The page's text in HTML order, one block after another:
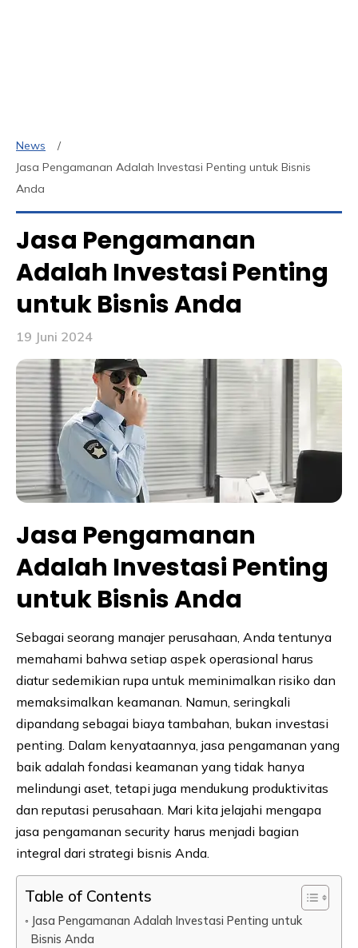
News
Jasa Pengamanan Adalah Investasi Penting untuk Bisnis
Anda
Jasa Pengamanan
Adalah Investasi Penting
untuk Bisnis Anda
19 Juni 2024
Jasa Pengamanan
Adalah Investasi Penting
untuk Bisnis Anda
Sebagai seorang manajer perusahaan, Anda tentunya
memahami bahwa setiap aspek operasional harus
diatur sedemikian rupa untuk meminimalkan risiko dan
memaksimalkan keamanan. Namun, seringkali
dipandang sebagai biaya tambahan, bukan investasi
penting. Dalam kenyataannya, jasa pengamanan yang
baik adalah fondasi keamanan yang tidak hanya
melindungi aset, tetapi juga mendukung produktivitas
dan reputasi perusahaan. Mari kita jelajahi mengapa
jasa pengamanan security harus menjadi bagian
integral dari strategi bisnis Anda.
Table of Contents
Jasa Pengamanan Adalah Investasi Penting untuk
Bisnis Anda